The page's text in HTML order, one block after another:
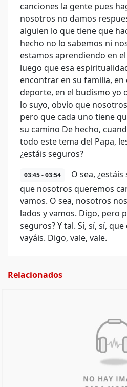
canciones la gente pues
nosotros no damos
alguien lo que tiene que
hecho no lo sabemos ni
estamos aprendiendo en
luego que esa
encontrar en su familia, en
deporte, en el budismo yo
lo suyo, obvio que
pero que cada uno tiene
su camino De hecho,
todo este tema del Papa,
¿estáis seguros?
03:45 - 03:54
O sea,
que nosotros queremos
vamos. O sea, nosotros
lados y vamos. Digo, pero
seguros? Y tal. Sí, sí, sí,
vayáis. Digo, vale, vale.
Relacionados